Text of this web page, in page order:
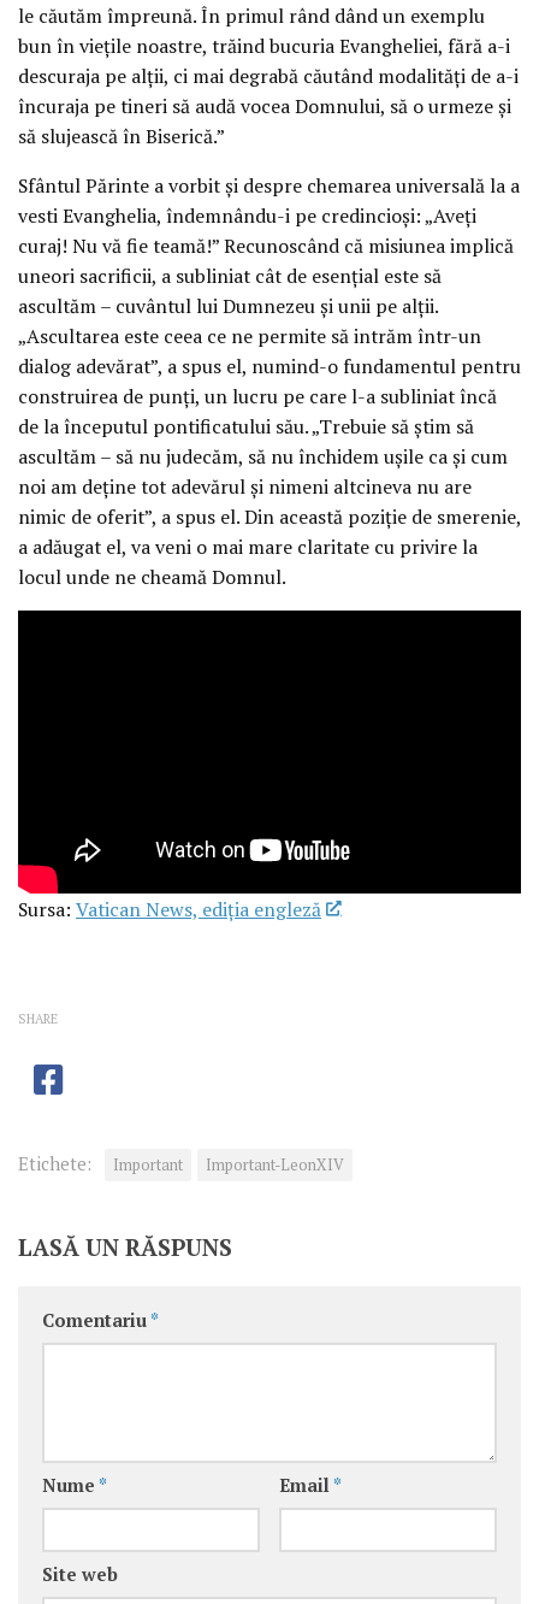
le căutăm împreună. În primul rând dând un exemplu
bun în viețile noastre, trăind bucuria Evangheliei, fără a-i
descuraja pe alții, ci mai degrabă căutând modalități de a-i
încuraja pe tineri să audă vocea Domnului, să o urmeze și
să slujească în Biserică.”
Sfântul Părinte a vorbit și despre chemarea universală la a
vesti Evanghelia, îndemnându-i pe credincioși: „Aveți
curaj! Nu vă fie teamă!” Recunoscând că misiunea implică
uneori sacrificii, a subliniat cât de esențial este să
ascultăm – cuvântul lui Dumnezeu și unii pe alții.
„Ascultarea este ceea ce ne permite să intrăm într-un
dialog adevărat”, a spus el, numind-o fundamentul pentru
construirea de punți, un lucru pe care l-a subliniat încă
de la începutul pontificatului său. „Trebuie să știm să
ascultăm – să nu judecăm, să nu închidem ușile ca și cum
noi am deține tot adevărul și nimeni altcineva nu are
nimic de oferit”, a spus el. Din această poziție de smerenie,
a adăugat el, va veni o mai mare claritate cu privire la
locul unde ne cheamă Domnul.
Sursa: Vatican News, ediția engleză
SHARE
Etichete: Important Important-LeonXIV
LASĂ UN RĂSPUNS
Comentariu *
Nume * Email *
Site web